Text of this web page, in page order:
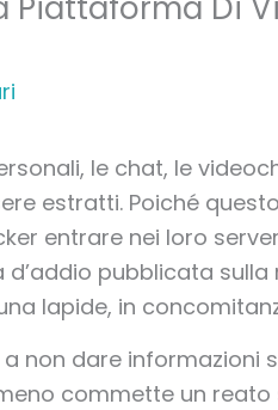
le chat, le
estratti. Poiché
entrare nei loro
d’addio pubblicata
lapide, in
a non dare
commette un